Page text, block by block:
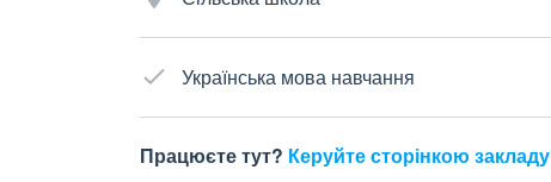
Українська мова навчання
Працюєте тут? Керуйте сторінкою закладу